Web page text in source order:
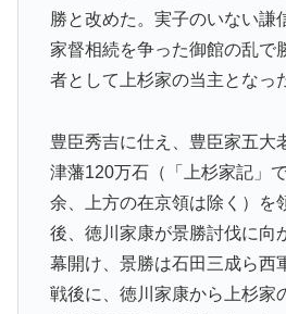
勝と改めた。実子のいない謙
家督相続を争った御館の乱で
者として上杉家の当主となっ
豊臣秀吉に仕え、豊臣家五大
津藩120万石（「上杉家記」
余、上方の在京領は除く）を
後、徳川家康が景勝討伐に向
幕開け、景勝は石田三成ら西
戦後に、徳川家康から上杉家